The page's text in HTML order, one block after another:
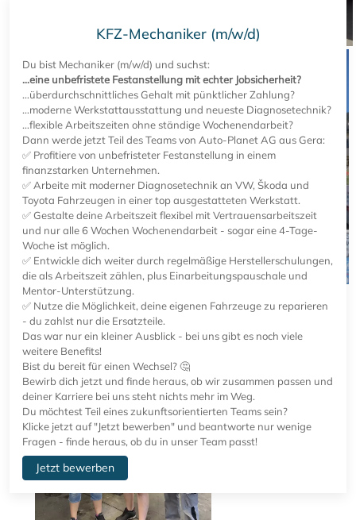
KFZ-Mechaniker (m/w/d)
Du bist Mechaniker (m/w/d) und suchst:
…eine unbefristete Festanstellung mit echter Jobsicherheit?
…überdurchschnittliches Gehalt mit pünktlicher Zahlung?
…moderne Werkstattausstattung und neueste Diagnosetechnik?
…flexible Arbeitszeiten ohne ständige Wochenendarbeit?
Dann werde jetzt Teil des Teams von Auto-Planet AG aus Gera:
✅ Profitiere von unbefristeter Festanstellung in einem
finanzstarken Unternehmen.
✅ Arbeite mit moderner Diagnosetechnik an VW, Škoda und
Toyota Fahrzeugen in einer top ausgestatteten Werkstatt.
✅ Gestalte deine Arbeitszeit flexibel mit Vertrauensarbeitszeit
und nur alle 6 Wochen Wochenendarbeit - sogar eine 4-Tage-
Woche ist möglich.
✅ Entwickle dich weiter durch regelmäßige Herstellerschulungen,
die als Arbeitszeit zählen, plus Einarbeitungspauschale und
Mentor-Unterstützung.
✅ Nutze die Möglichkeit, deine eigenen Fahrzeuge zu reparieren
- du zahlst nur die Ersatzteile.
Das war nur ein kleiner Ausblick - bei uns gibt es noch viele
weitere Benefits!
Bist du bereit für einen Wechsel? 🤔
Bewirb dich jetzt und finde heraus, ob wir zusammen passen und
deiner Karriere bei uns steht nichts mehr im Weg.
Du möchtest Teil eines zukunftsorientierten Teams sein?
Klicke jetzt auf "Jetzt bewerben" und beantworte nur wenige
Fragen - finde heraus, ob du in unser Team passt!
Jetzt bewerben